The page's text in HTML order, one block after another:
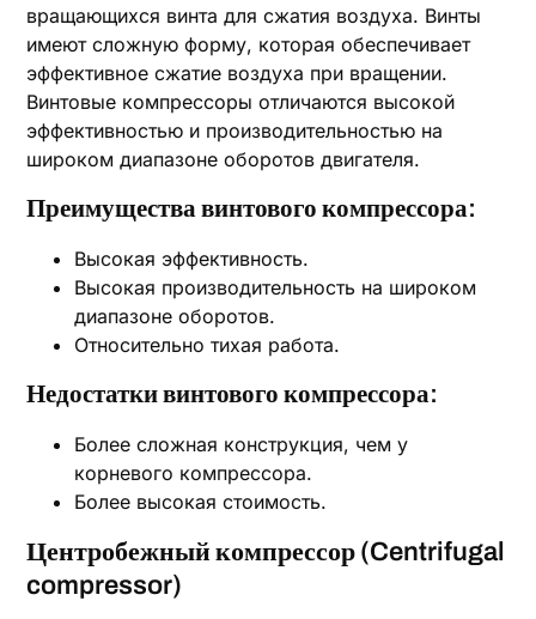
вращающихся винта для сжатия воздуха. Винты
имеют сложную форму, которая обеспечивает
эффективное сжатие воздуха при вращении.
Винтовые компрессоры отличаются высокой
эффективностью и производительностью на
широком диапазоне оборотов двигателя.
Преимущества винтового компрессора:
Высокая эффективность.
Высокая производительность на широком
диапазоне оборотов.
Относительно тихая работа.
Недостатки винтового компрессора:
Более сложная конструкция, чем у
корневого компрессора.
Более высокая стоимость.
Центробежный компрессор (Centrifugal
compressor)